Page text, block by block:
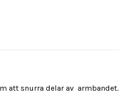
att snurra delar av armbandet.